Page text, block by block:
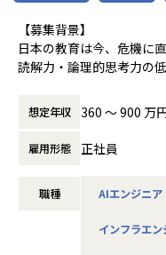
成長を続ける会社でデー
と思う方、アナログが主
を作り上げてみたいと思
・多様なデータ統合や分
きる
な事業理解に基づいたデ
す。
【募集背景】
日本の教育は今、危機に
読解力・論理的思考力の
「事」を残すため、
最先端AI技術を駆使した
ます。
日本の教育危機（読解力
想定年収 360 〜 900 万
雇用形態 正社員
職種 AIエンジニア
インフラエン